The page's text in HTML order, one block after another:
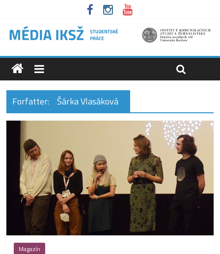
Forfatter: Šárka Vlasáková
Magazín